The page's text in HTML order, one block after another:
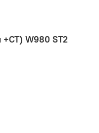
W980 ST2